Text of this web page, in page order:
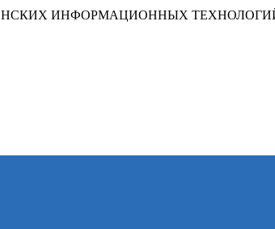
ИНФОРМАЦИОННЫХ